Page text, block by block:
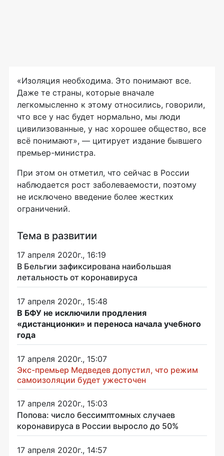
«Изоляция необходима. Это понимают все.
Даже те страны, которые вначале
легкомысленно к этому относились, говорили,
что все у нас будет нормально, мы люди
цивилизованные, у нас хорошее общество, все
всё понимают», — цитирует издание бывшего
премьер-министра.
При этом он отметил, что сейчас в России
наблюдается рост заболеваемости, поэтому
не исключено введение более жестких
ограничений.
Тема в развитии
17 апреля 2020г., 16:19
В Бельгии зафиксирована наибольшая
летальность от коронавируса
17 апреля 2020г., 15:48
В БФУ не исключили продления
«дистанционки» и переноса начала учебного
года
17 апреля 2020г., 15:07
Экс-премьер Медведев допустил, что режим
самоизоляции будет ужесточен
17 апреля 2020г., 15:03
Попова: число бессимптомных случаев
коронавируса в России выросло до 50%
17 апреля 2020г., 14:57